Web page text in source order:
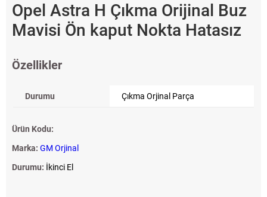
Opel Astra H Çıkma Orijinal Buz
Mavisi Ön kaput Nokta Hatasız
Özellikler
Durumu Çıkma Orjinal Parça
Ürün Kodu:
Marka: GM Orjinal
Durumu: İkinci El